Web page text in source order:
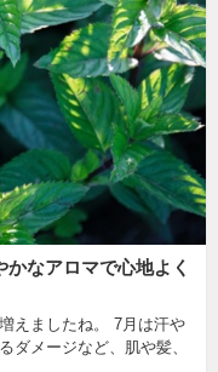
なアロマで心地よく
えましたね。 7月は汗や
ダメージなど、肌や髪、